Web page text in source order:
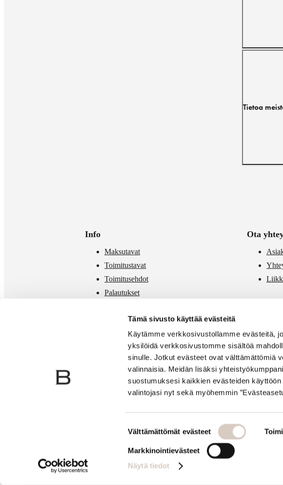
Tämä sivusto käyttää evästeitä
Käytämme verkkosivustollamme evästeitä,
yksilöidä verkkosivustomme sisältöä
sinulle. Jotkut evästeet ovat välttämättömiä
valinnaisia. Meidän lisäksi
suostumuksesi kaikkien evästeiden
valintojasi nyt sekä myöhemmin
valinta
Välttämättömät evästeet
Markkinointievästeet
Näytä tiedot
Tietoa
Info
Maksutavat
Toimitustavat
Toimitusehdot
Palautukset
Ota